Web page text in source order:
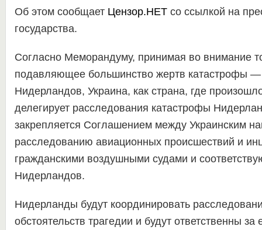
Об этом сообщает Цензор.НЕТсо ссылкой на
государства.
Согласно Меморандуму, принимая во внимание
подавляющее большинство жертв катастрофы —
Нидерландов, Украина, как страна, где
делегирует расследования катастрофы
закрепляется Соглашением между Украинским
расследованию авиационных происшествий и
гражданскими воздушными судами и
Нидерландов.
Нидерланды будут координировать
обстоятельств трагедии и будут ответственны за